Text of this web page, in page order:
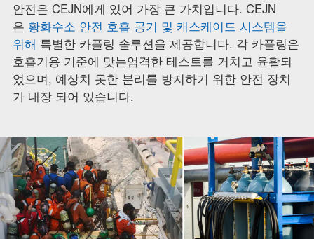
안전은 CEJN에게 있어 가장 큰 가치입니다. CEJN
은 황화수소 안전 호흡 공기 및 캐스케이드 시스템을
위해 특별한 카플링 솔루션을 제공합니다. 각 카플링은
호흡기용 기준에 맞는엄격한 테스트를 거치고 윤활되
었으며, 예상치 못한 분리를 방지하기 위한 안전 장치
가 내장 되어 있습니다.